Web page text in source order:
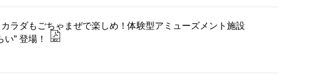
ラダもごちゃまぜで楽しめ！体験型アミューズメント施設
” 登場！